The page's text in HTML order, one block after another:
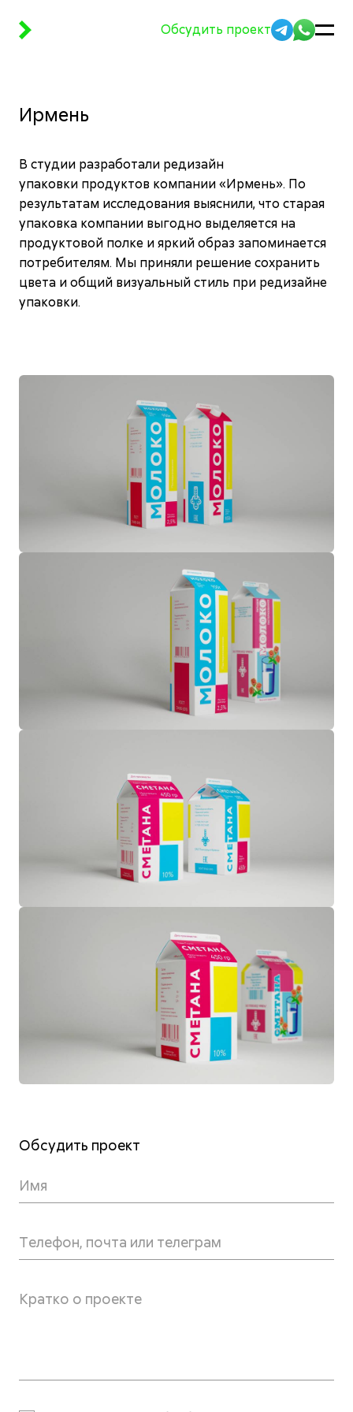
Обсудить проектTelegramМеню
Ирмень
В студии разработали редизайн
упаковки продуктов компании «Ирмень». По
результатам исследования выяснили, что старая
упаковка компании выгодно выделяется на
продуктовой полке и яркий образ запоминается
потребителям. Мы приняли решение сохранить
цвета и общий визуальный стиль при редизайне
упаковки.
Обсудить проект